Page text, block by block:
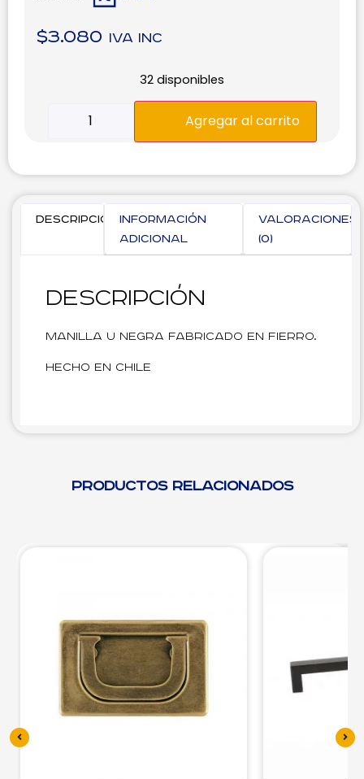
$3.080 IVA inc
32 disponibles
Agregar al carrito
Descripción Información
adicional
Valoraciones
(0)
Descripción
Manilla U negra fabricado en Fierro.
Hecho en Chile
Productos relacionados